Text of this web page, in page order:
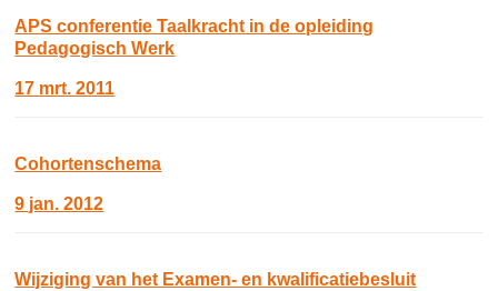
APS conferentie Taalkracht in de opleiding
Pedagogisch Werk
17 mrt. 2011
Cohortenschema
9 jan. 2012
Wijziging van het Examen- en kwalificatiebesluit